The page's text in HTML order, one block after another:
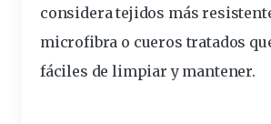
consideratejidos más
microfibra o cueros tratados
fáciles de limpiar y mantener.